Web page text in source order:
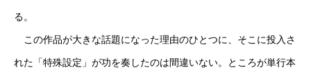
る。
この作品が大きな話題になった理由のひとつに、そこに投入さ
れた「特殊設定」が功を奏したのは間違いない。ところが単行本